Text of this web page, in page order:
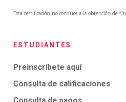
Esta certificación no conduce a la obtención de
ESTUDIANTES
Preinscríbete aquí
Consulta de calificaciones